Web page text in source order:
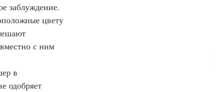
заблуждение.
цвету
с ним
одобряет